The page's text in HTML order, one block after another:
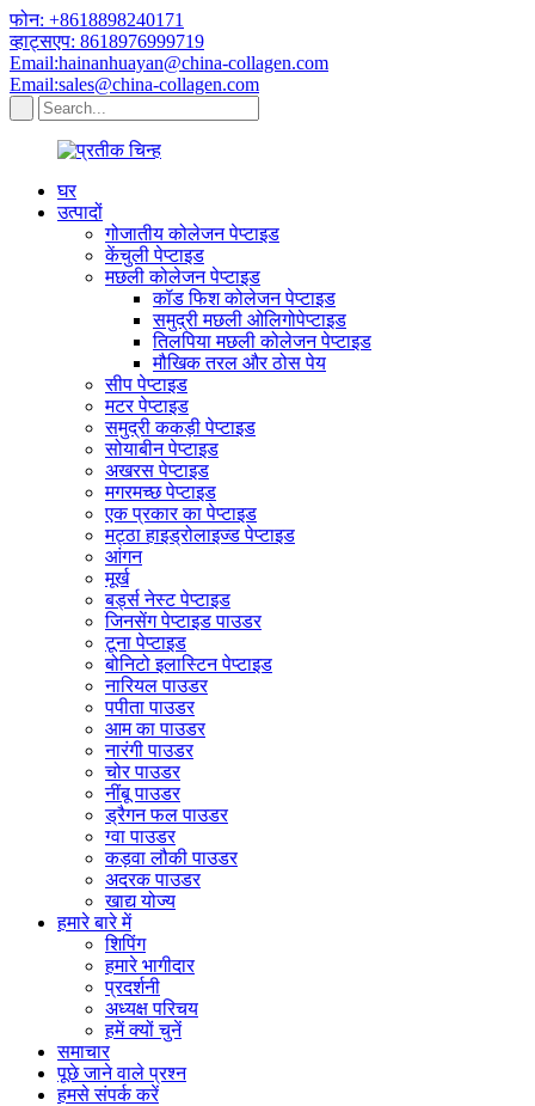
फोन: +8618898240171
व्हाट्सएप: 8618976999719
Email:hainanhuayan@china-collagen.com
Email:sales@china-collagen.com
घर
उत्पादों
गोजातीय कोलेजन पेप्टाइड
केंचुली पेप्टाइड
मछली कोलेजन पेप्टाइड
कॉड फिश कोलेजन पेप्टाइड
समुद्री मछली ओलिगोपेप्टाइड
तिलपिया मछली कोलेजन पेप्टाइड
मौखिक तरल और ठोस पेय
सीप पेप्टाइड
मटर पेप्टाइड
समुद्री ककड़ी पेप्टाइड
सोयाबीन पेप्टाइड
अखरस पेप्टाइड
मगरमच्छ पेप्टाइड
एक प्रकार का पेप्टाइड
मट्ठा हाइड्रोलाइज्ड पेप्टाइड
आंगन
मूर्ख
बर्ड्स नेस्ट पेप्टाइड
जिनसेंग पेप्टाइड पाउडर
टूना पेप्टाइड
बोनिटो इलास्टिन पेप्टाइड
नारियल पाउडर
पपीता पाउडर
आम का पाउडर
नारंगी पाउडर
चोर पाउडर
नींबू पाउडर
ड्रैगन फल पाउडर
ग्वा पाउडर
कड़वा लौकी पाउडर
अदरक पाउडर
खाद्य योज्य
हमारे बारे में
शिपिंग
हमारे भागीदार
प्रदर्शनी
अध्यक्ष परिचय
हमें क्यों चुनें
समाचार
पूछे जाने वाले प्रश्न
हमसे संपर्क करें